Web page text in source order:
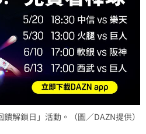
解鎖日」活動。（圖／DAZN提供）